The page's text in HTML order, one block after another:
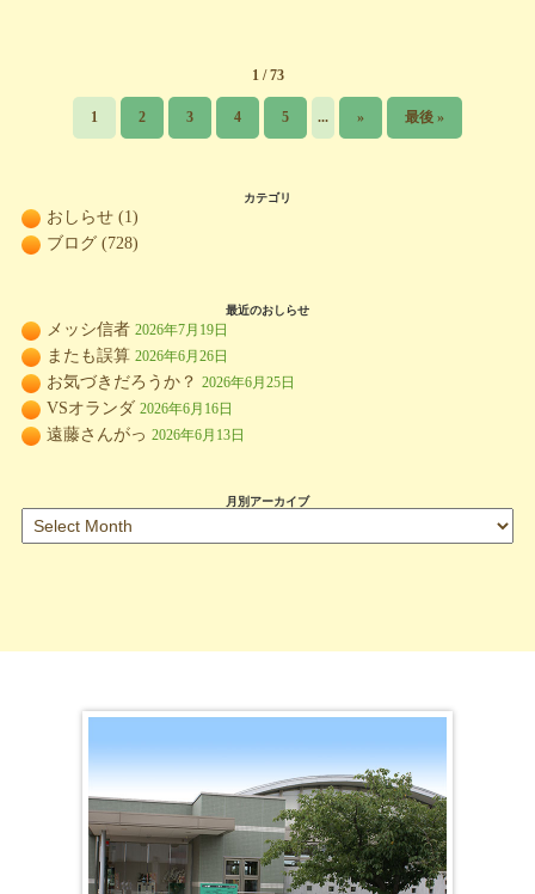
1 / 73
1 2 3 4 5 ... » 最後 »
カテゴリ
おしらせ(1)
ブログ(728)
最近のおしらせ
メッシ信者 2026年7月19日
またも誤算 2026年6月26日
お気づきだろうか？ 2026年6月25日
VSオランダ 2026年6月16日
遠藤さんがっ 2026年6月13日
月別アーカイブ